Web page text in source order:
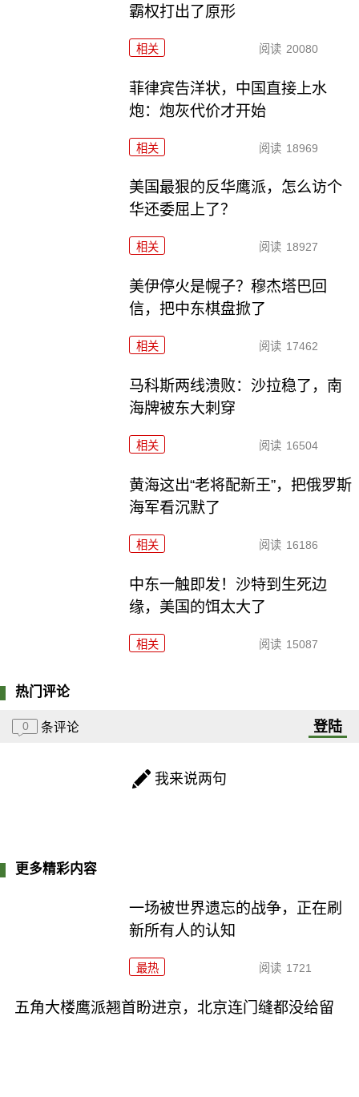
霸权打出了原形
相关 阅读 20080
菲律宾告洋状，中国直接上水
炮：炮灰代价才开始
相关 阅读 18969
美国最狠的反华鹰派，怎么访个
华还委屈上了？
相关 阅读 18927
美伊停火是幌子？穆杰塔巴回
信，把中东棋盘掀了
相关 阅读 17462
马科斯两线溃败：沙拉稳了，南
海牌被东大刺穿
相关 阅读 16504
黄海这出“老将配新王”，把俄罗斯
海军看沉默了
相关 阅读 16186
中东一触即发！沙特到生死边
缘，美国的饵太大了
相关 阅读 15087
热门评论
0 条评论 登陆
我来说两句
更多精彩内容
一场被世界遗忘的战争，正在刷
新所有人的认知
最热 阅读 1721
五角大楼鹰派翘首盼进京，北京连门缝都没给留